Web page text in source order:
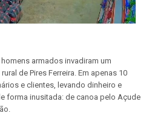
armados invadiram um
de Pires Ferreira. Em apenas 10
e clientes, levando dinheiro e
forma inusitada: de canoa pelo Açude